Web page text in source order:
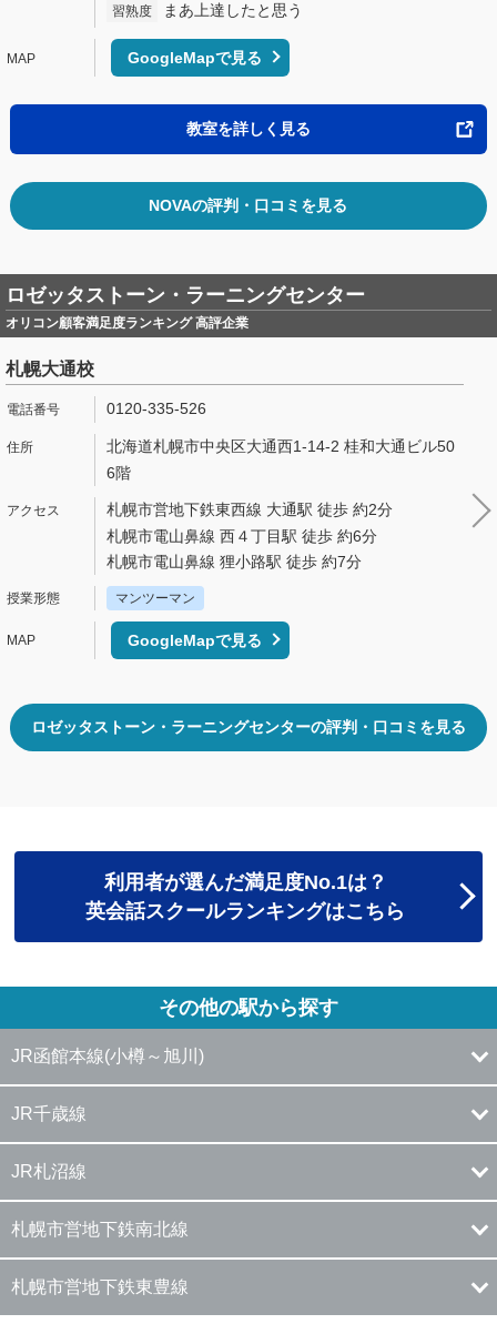
習熟度 まあ上達したと思う
GoogleMapで見る
教室を詳しく見る
NOVAの評判・口コミを見る
ロゼッタストーン・ラーニングセンター
オリコン顧客満足度ランキング 高評企業
札幌大通校
0120-335-526
北海道札幌市中央区大通西1-14-2 桂和大通ビル50
6階
札幌市営地下鉄東西線 大通駅 徒歩 約2分
札幌市電山鼻線 西４丁目駅 徒歩 約6分
札幌市電山鼻線 狸小路駅 徒歩 約7分
マンツーマン
GoogleMapで見る
ロゼッタストーン・ラーニングセンターの評判・口コミを見る
利用者が選んだ満足度No.1は？
英会話スクールランキングはこちら
その他の駅から探す
JR函館本線(小樽～旭川)
JR千歳線
JR札沼線
札幌市営地下鉄南北線
札幌市営地下鉄東豊線